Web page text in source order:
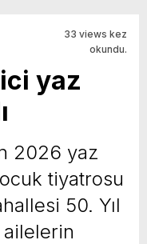
33 views kez
okundu.
yaz
2026 yaz
tiyatrosu
50. Yıl
ailelerin